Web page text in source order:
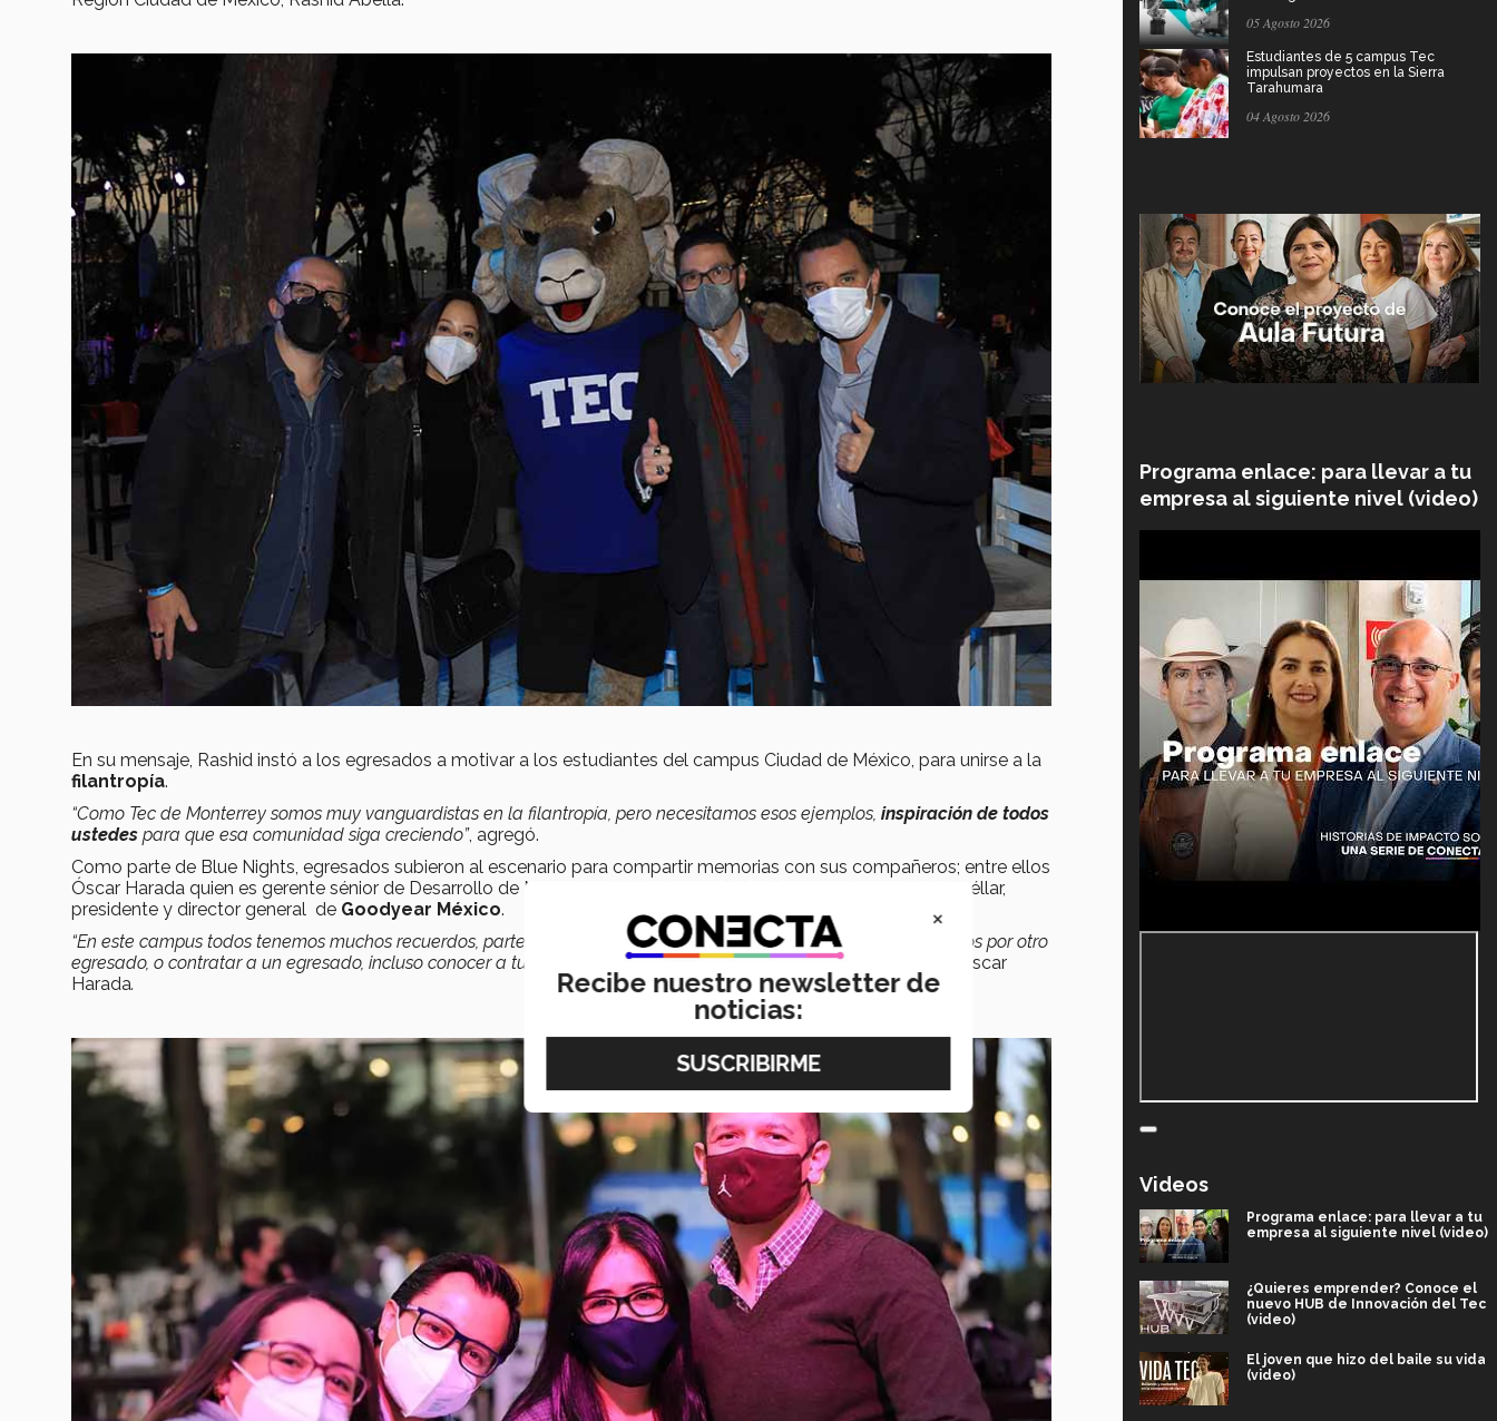
En su mensaje, Rashid instó a los egresados a motivar a los estudiantes del campus Ciudad de México, para unirse a la
filantropía.
“Como Tec de Monterrey somos muy vanguardistas en la filantropía, pero necesitamos esos ejemplos, inspiración de todos
ustedes para que esa comunidad siga creciendo”, agregó.
Como parte de Blue Nights, egresados subieron al escenario para compartir memorias con sus compañeros; entre ellos
Óscar Harada quien es gerente sénior de Desarrollo de Negocios de Ventas, en
, así como Luis Cuéllar,
presidente y director general de Goodyear México.
“En este campus todos tenemos muchos recuerdos, parte de ser
EXATECes haber conocido socios, ser contratados por otro
egresado, o contratar a un egresado, incluso conocer a tu pareja, eso es lo más bonito de esta comunidad
”, dijo Óscar
Harada.
05 Agosto 2026
Estudiantes de 5 campus Tec
impulsan proyectos en la Sierra
Tarahumara
04 Agosto 2026
Programa enlace: para llevar a tu
empresa al siguiente nivel (video)
Videos
Programa enlace: para llevar a tu
empresa al siguiente nivel (video)
¿Quieres emprender? Conoce el
nuevo HUB de Innovación del Tec
(video)
El joven que hizo del baile su vida
(video)
×
Recibe nuestro newsletter de
noticias: